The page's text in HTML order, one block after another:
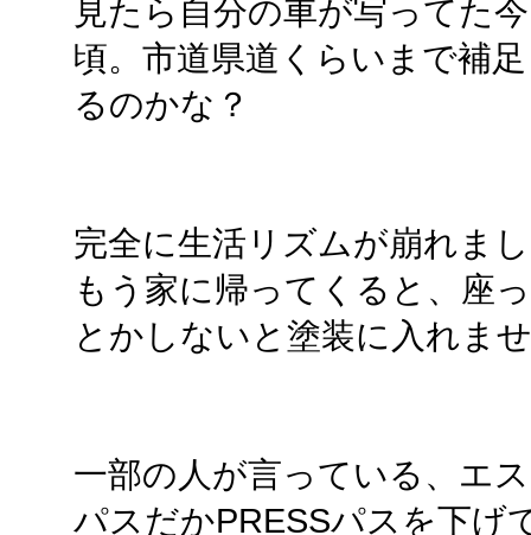
見たら自分の車が写ってた
頃。市道県道くらいまで補
るのかな？
完全に生活リズムが崩れま
もう家に帰ってくると、座
とかしないと塗装に入れま
一部の人が言っている、エ
パスだかPRESSパスを下げ